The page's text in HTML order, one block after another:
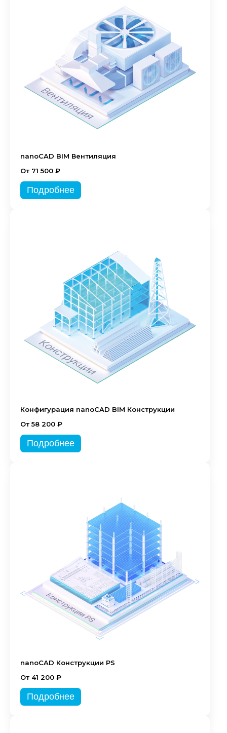
nanoCAD BIM Вентиляция
От 71 500 ₽
Подробнее
Конфигурация nanoCAD BIM Конструкции
От 58 200 ₽
Подробнее
nanoCAD Конструкции PS
От 41 200 ₽
Подробнее